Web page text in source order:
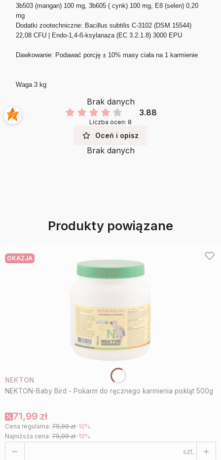
3b503 (mangan) 100 mg, 3b605 ( cynk) 100 mg, E8 (selen) 0,20
mg
Dodatki zootechniczne: Bacillus subtilis C-3102 (DSM 15544)
22,08 CFU | Endo-1,4-ß-ksylanaza (EC 3.2.1.8) 3000 EPU
Dawkowanie: Podawać porcję ± 10% masy ciała na 1 karmienie
Waga 3 kg
Brak danych
3.88
Liczba ocen: 8
Oceń i opisz
Brak danych
Produkty powiązane
OKAZJA
NEKTON
NEKTON-Baby Bird - Pokarm do ręcznego karmienia piskląt 500g
71,99 zł
Cena regularna: 79,99 zł-10%
Najniższa cena: 79,99 zł-10%
szt.